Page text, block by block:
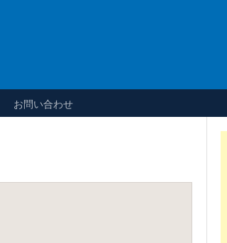
お問い合わせ